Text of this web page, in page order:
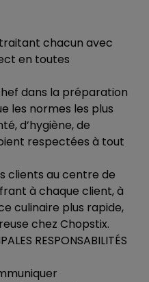
chacun avec
en toutes
dans la préparation
les normes les plus
d’hygiène, de
respectées à tout
clients au centre de
à chaque client, à
culinaire plus rapide,
chez Chopstix.
RESPONSABILITÉS